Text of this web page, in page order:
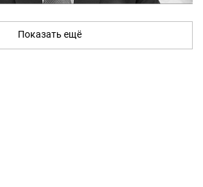
Показать ещё